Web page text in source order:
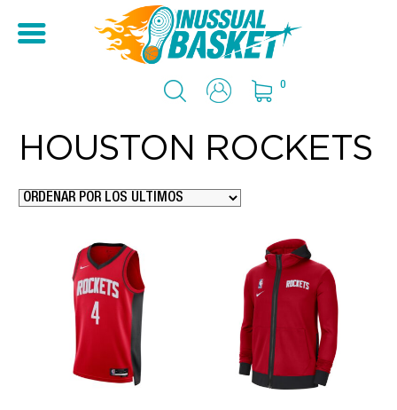
0
HOUSTON ROCKETS